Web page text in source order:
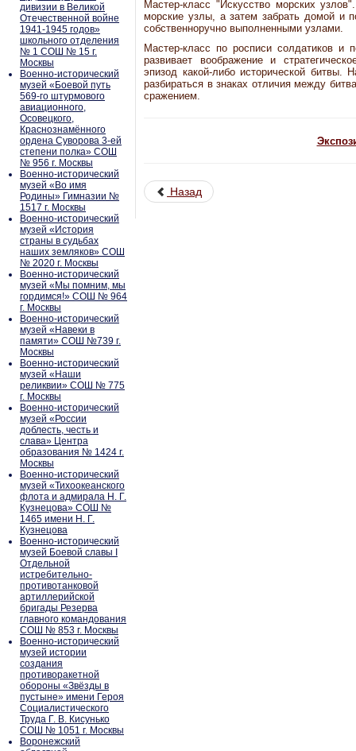
дивизии в Великой
Отечественной войне
1941-1945 годов»
школьного отделения
№ 1 СОШ № 15 г.
Москвы
Военно-исторический
музей «Боевой путь
569-го штурмового
авиационного,
Осовецкого,
Краснознамённого
ордена Суворова 3-ей
степени полка» СОШ
№ 956 г. Москвы
Военно-исторический
музей «Во имя
Родины» Гимназии №
1517 г. Москвы
Военно-исторический
музей «История
страны в судьбах
наших земляков» СОШ
№ 2020 г. Москвы
Военно-исторический
музей «Мы помним, мы
гордимся!» СОШ № 964
г. Москвы
Военно-исторический
музей «Навеки в
памяти» СОШ №739 г.
Москвы
Военно-исторический
музей «Наши
реликвии» СОШ № 775
г. Москвы
Военно-исторический
музей «России
доблесть, честь и
слава» Центра
образования № 1424 г.
Москвы
Военно-исторический
музей «Тихоокеанского
флота и адмирала Н. Г.
Кузнецова» СОШ №
1465 имени Н. Г.
Кузнецова
Военно-исторический
музей Боевой славы I
Отдельной
истребительно-
противотанковой
артиллерийской
бригады Резерва
главного командования
СОШ № 853 г. Москвы
Военно-исторический
музей истории
создания
противоракетной
обороны «Звёзды в
пустыне» имени Героя
Социалистического
Труда Г. В. Кисунько
СОШ № 1051 г. Москвы
Воронежский
Мастер-класс "Искусство морских
морские узлы, а затем забрать домой и
собственноручно выполненными узлами.
Мастер-класс по росписи солдатиков и
развивает воображение и
эпизод какой-либо исторической битвы.
разбираться в знаках отличия между
сражением.
Назад